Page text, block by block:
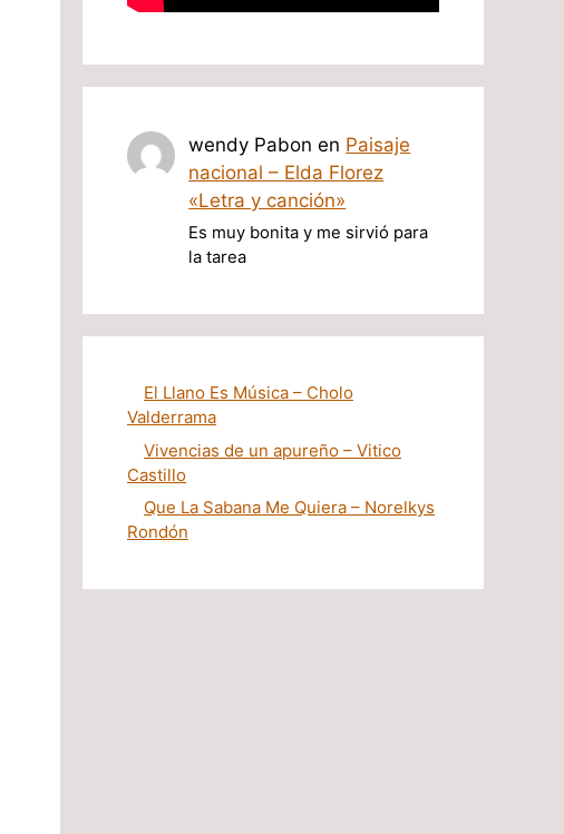
wendy Pabon en Paisaje
nacional – Elda Florez
«Letra y canción»
Es muy bonita y me sirvió para
la tarea
El Llano Es Música – Cholo
Valderrama
Vivencias de un apureño – Vitico
Castillo
Que La Sabana Me Quiera – Norelkys
Rondón